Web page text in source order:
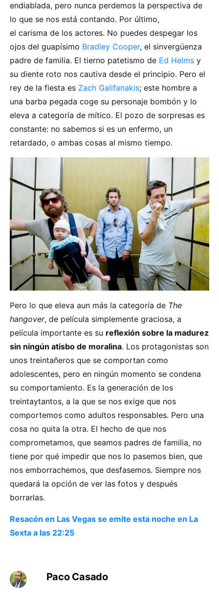
endiablada, pero nunca perdemos la perspectiva de
lo que se nos está contando. Por último,
el carisma de los actores. No puedes despegar los
ojos del guapísimo Bradley Cooper, el sinvergüenza
padre de familia. El tierno patetismo de Ed Helms y
su diente roto nos cautiva desde el principio. Pero el
rey de la fiesta es Zach Galifanakis; este hombre a
una barba pegada coge su personaje bombón y lo
eleva a categoría de mítico. El pozo de sorpresas es
constante: no sabemos si es un enfermo, un
retardado, o ambas cosas al mismo tiempo.
Pero lo que eleva aun más la categoría de The
hangover, de película simplemente graciosa, a
película importante es su reflexión sobre la madurez
sin ningún atisbo de moralina. Los protagonistas son
unos treintañeros que se comportan como
adolescentes, pero en ningún momento se condena
su comportamiento. Es la generación de los
treintaytantos, a la que se nos exige que nos
comportemos como adultos responsables. Pero una
cosa no quita la otra. El hecho de que nos
comprometamos, que seamos padres de familia, no
tiene por qué impedir que nos lo pasemos bien, que
nos emborrachemos, que desfasemos. Siempre nos
quedará la opción de ver las fotos y después
borrarlas.
Resacón en Las Vegas se emite esta noche en La
Sexta a las 22:25
Paco Casado